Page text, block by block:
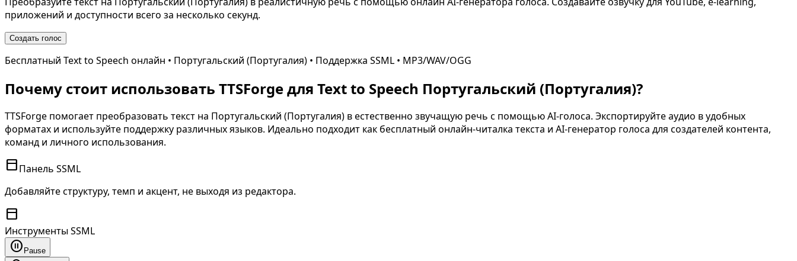
приложений и доступности всего за несколько секунд.
Создать голос
Бесплатный Text to Speech онлайн • Португальский (Португалия) • Поддержка SSML • MP3/WAV/OGG
Почему стоит использовать TTSForge для Text to Speech Португальский (Португалия)?
TTSForge помогает преобразовать текст на Португальский (Португалия) в естественно звучащую речь с помощью AI-голоса. Экспортируйте аудио в удобных
форматах и используйте поддержку различных языков. Идеально подходит как бесплатный онлайн-читалка текста и AI-генератор голоса для создателей контента,
команд и личного использования.
toolbarПанель SSML
Добавляйте структуру, темп и акцент, не выходя из редактора.
toolbar
Инструменты SSML
pause_circle Pause